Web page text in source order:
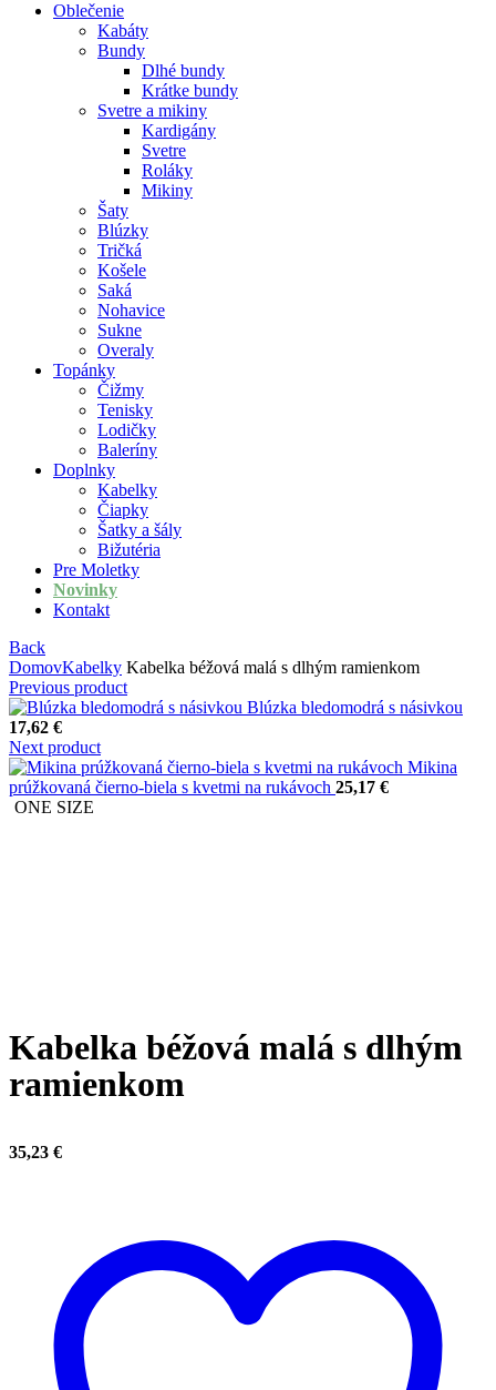
Oblečenie
Kabáty
Bundy
Dlhé bundy
Krátke bundy
Svetre a mikiny
Kardigány
Svetre
Roláky
Mikiny
Šaty
Blúzky
Tričká
Košele
Saká
Nohavice
Sukne
Overaly
Topánky
Čižmy
Tenisky
Lodičky
Baleríny
Doplnky
Kabelky
Čiapky
Šatky a šály
Bižutéria
Pre Moletky
Novinky
Kontakt
Back
DomovKabelky Kabelka béžová malá s dlhým ramienkom
Previous product
Blúzka bledomodrá s násivkou
17,62 €
Next product
Mikina
prúžkovaná čierno-biela s kvetmi na rukávoch 25,17 €
ONE SIZE
Kabelka béžová malá s dlhým
ramienkom
35,23 €